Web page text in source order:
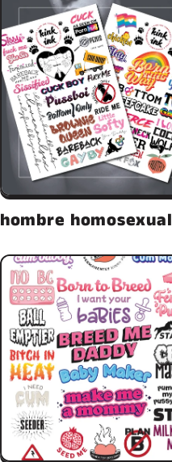
hombre homosexual